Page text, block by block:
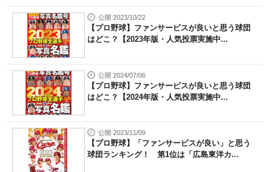
公開 2023/10/22
【プロ野球】ファンサービスが良いと思う球団
はどこ？【2023年版・人気投票実施中...
公開 2024/07/06
【プロ野球】ファンサービスが良いと思う球団
はどこ？【2024年版・人気投票実施中...
公開 2023/11/09
【プロ野球】「ファンサービスが良い」と思う
球団ランキング！ 第1位は「広島東洋カ...